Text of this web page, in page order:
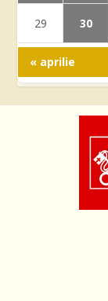
29 30
« aprilie